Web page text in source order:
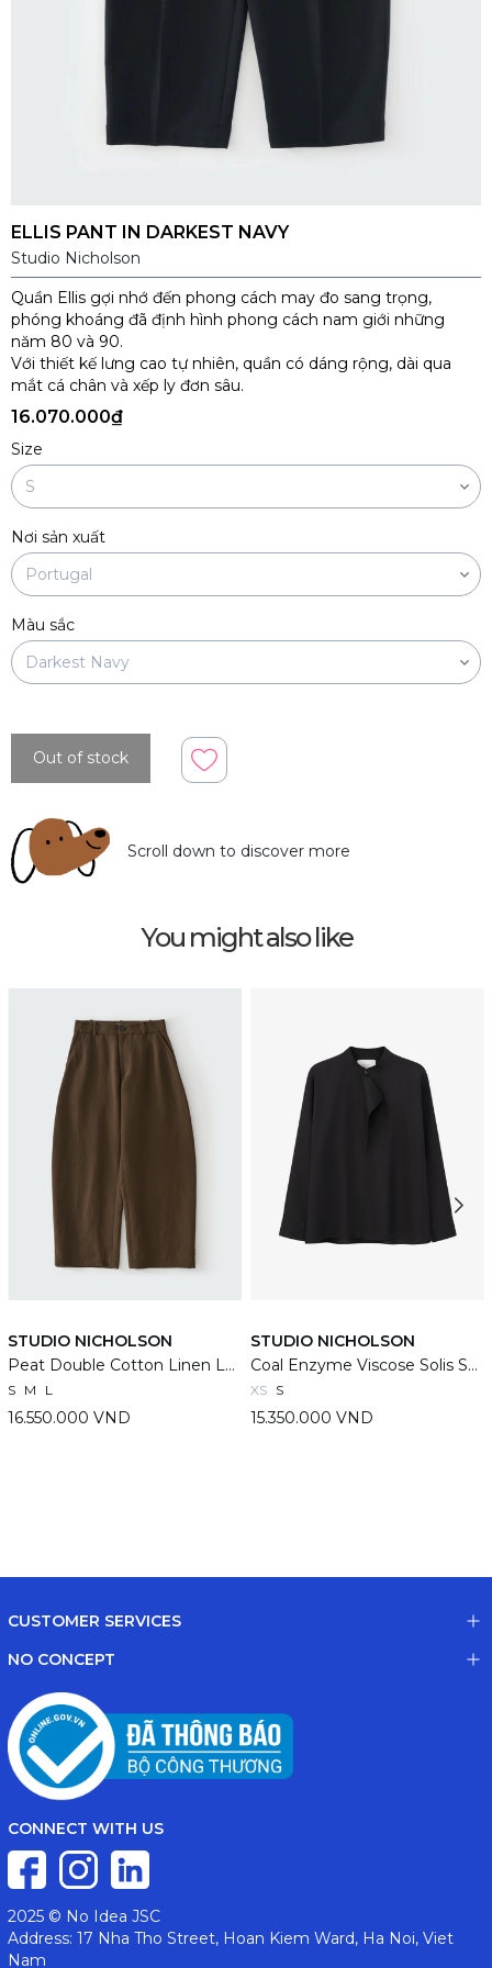
ELLIS PANT IN DARKEST NAVY
Studio Nicholson
Quần Ellis gợi nhớ đến phong cách may đo sang trọng,
phóng khoáng đã định hình phong cách nam giới những
năm 80 và 90.
Với thiết kế lưng cao tự nhiên, quần có dáng rộng, dài qua
mắt cá chân và xếp ly đơn sâu.
16.070.000₫
Size
Nơi sản xuất
Màu sắc
Out of stock
Scroll down to discover more
You might also like
STUDIO NICHOLSON
Peat Double Cotton Linen Levy Pants
S M L
16.550.000 VND
STUDIO NICHOLSON
Coal Enzyme Viscose Solis Shirt
XS S
15.350.000 VND
CUSTOMER SERVICES
NO CONCEPT
CONNECT WITH US
2025 © No Idea JSC
Address: 17 Nha Tho Street, Hoan Kiem Ward, Ha Noi, Viet
Nam